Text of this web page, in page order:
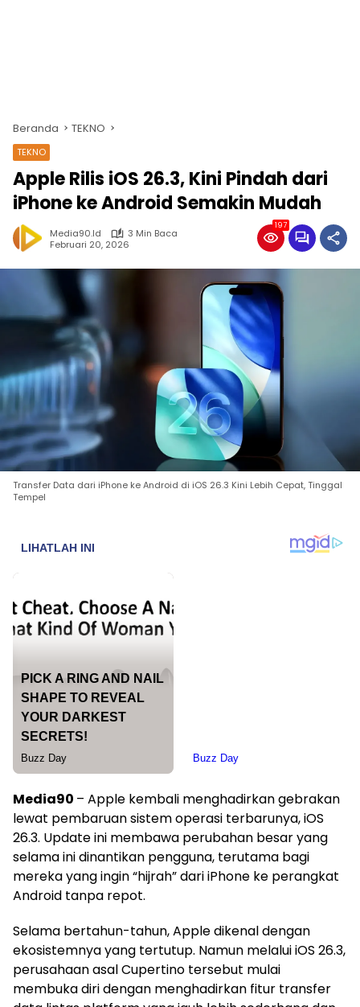
Beranda TEKNO
TEKNO
Apple Rilis iOS 26.3, Kini Pindah dari
iPhone ke Android Semakin Mudah
Media90.id
3 Min Baca
Februari 20, 2026
197
Transfer Data dari iPhone ke Android di iOS 26.3 Kini Lebih Cepat, Tinggal
Tempel
Media90 – Apple kembali menghadirkan gebrakan
lewat pembaruan sistem operasi terbarunya, iOS
26.3. Update ini membawa perubahan besar yang
selama ini dinantikan pengguna, terutama bagi
mereka yang ingin “hijrah” dari iPhone ke perangkat
Android tanpa repot.
Selama bertahun-tahun, Apple dikenal dengan
ekosistemnya yang tertutup. Namun melalui iOS 26.3,
perusahaan asal Cupertino tersebut mulai
membuka diri dengan menghadirkan fitur transfer